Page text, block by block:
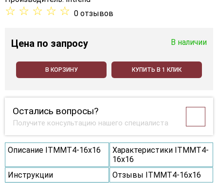
☆ ☆ ☆ ☆ ☆ 0 отзывов
Цена по запросу В наличии
В КОРЗИНУ КУПИТЬ В 1 КЛИК
Остались вопросы?
Получите консультацию нашего специалиста
Описание ITMMT4-16x16
Характеристики ITMMT4-
16x16
Инструкции
Отзывы ITMMT4-16x16